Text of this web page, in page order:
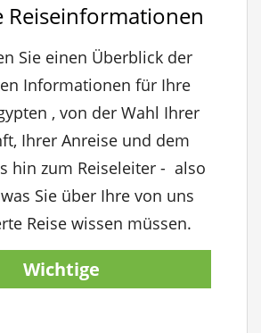
Reiseinformationen
Sie einen Überblick der
Informationen für Ihre
, von der Wahl Ihrer
Ihrer Anreise und dem
hin zum Reiseleiter - also
Sie über Ihre von uns
Reise wissen müssen.
Wichtige